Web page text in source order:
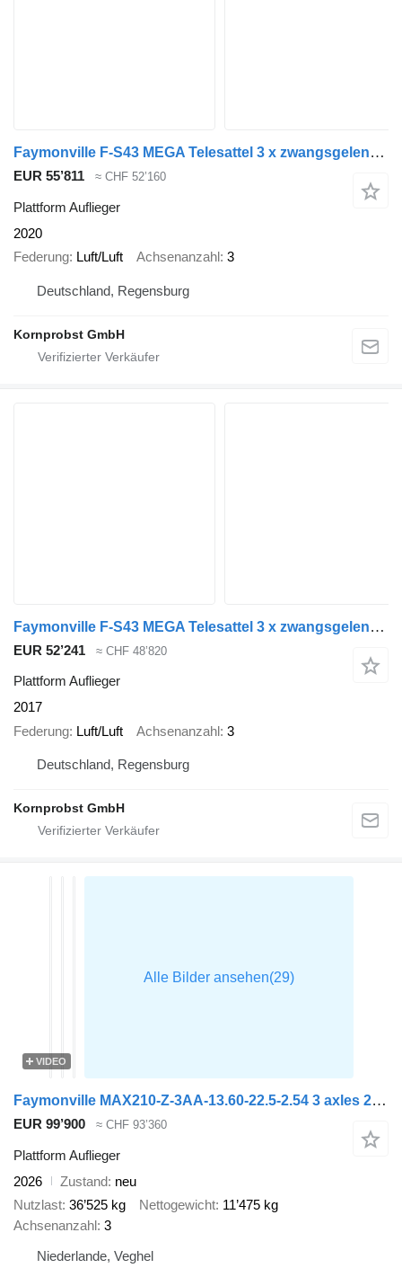
Faymonville F-S43 MEGA Telesattel 3 x zwangsgelenkt Nr.: 337
EUR 55’811 ≈ CHF 52’160
Plattform Auflieger
2020
Federung Luft/Luft Achsenanzahl 3
Deutschland, Regensburg
Kornprobst GmbH
Faymonville F-S43 MEGA Telesattel 3 x zwangsgelenkt Nr.: 355
EUR 52’241 ≈ CHF 48’820
Plattform Auflieger
2017
Federung Luft/Luft Achsenanzahl 3
Deutschland, Regensburg
Kornprobst GmbH
VIDEO
Faymonville MAX210-Z-3AA-13.60-22.5-2.54 3 axles 29M 2x extendable 3x steeri
EUR 99’900 ≈ CHF 93’360
Plattform Auflieger
2026
Zustand neu
Nutzlast 36’525 kg Nettogewicht 11’475 kg
Achsenanzahl 3
Niederlande, Veghel